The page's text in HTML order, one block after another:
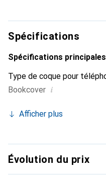
marque Noreve est un
exigeante.
Spécifications
Spécifications principales
Type de coque pour
Bookcover i
Afficher plus
Évolution du prix